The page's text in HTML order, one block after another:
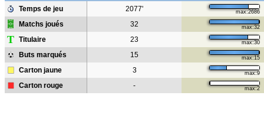
Temps de jeu
2077' max:2686
Matchs joués 32 max:32
T Titulaire 23 max:30
Buts marqués 15 max:15
Carton jaune 3 max:9
Carton rouge - max:2